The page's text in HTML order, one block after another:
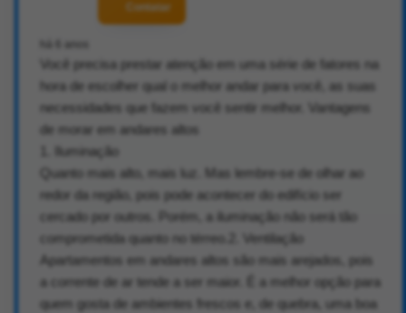
Contatar
Você precisa prestar atenção em uma série de fatores na
hora de escolher qual o melhor andar para você, as suas
necessidades que fazem você sentir melhor. Vantagens
de morar em andares altos
1. Iluminação
Quanto mais alto, mais luz. Mas lembre-se de olhar ao
redor da região, pois pode acontecer do edifício ser
cercado por outros. Porém, a iluminação não será tão
comprometida quanto no térreo.2. Ventilação
Apartamentos em andares altos são mais arejados, pois
a corrente de ar tende a ser maior. É a melhor opção para
quem gosta de ambientes frescos e, de quebra, uma boa